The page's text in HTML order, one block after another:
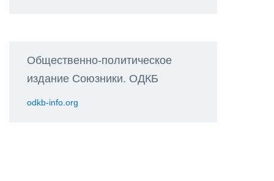
Общественно-политическое
издание Союзники. ОДКБ
odkb-info.org